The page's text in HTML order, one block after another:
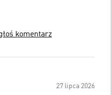
komentarz
27 lipca 2026